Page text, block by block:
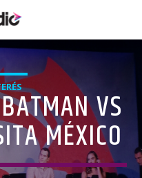
VS
MÉXICO